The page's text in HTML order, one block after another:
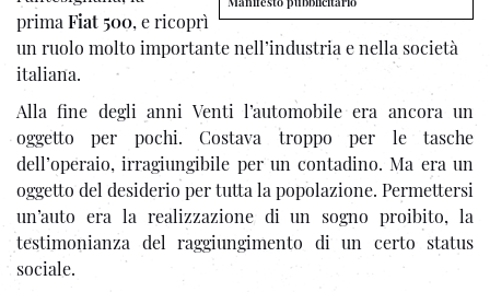
prima Fiat 500, e ricoprì
un ruolo molto importante nell’industria e nella società
italiana.
Alla fine degli anni Venti l’automobile era ancora un
oggetto per pochi. Costava troppo per le tasche
dell’operaio, irragiungibile per un contadino. Ma era un
oggetto del desiderio per tutta la popolazione. Permettersi
un’auto era la realizzazione di un sogno proibito, la
testimonianza del raggiungimento di un certo status
sociale.